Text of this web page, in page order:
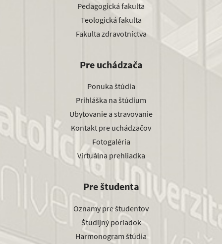
Pedagogická fakulta
Teologická fakulta
Fakulta zdravotníctva
Pre uchádzača
Ponuka štúdia
Prihláška na štúdium
Ubytovanie a stravovanie
Kontakt pre uchádzačov
Fotogaléria
Virtuálna prehliadka
Pre študenta
Oznamy pre študentov
Študijný poriadok
Harmonogram štúdia